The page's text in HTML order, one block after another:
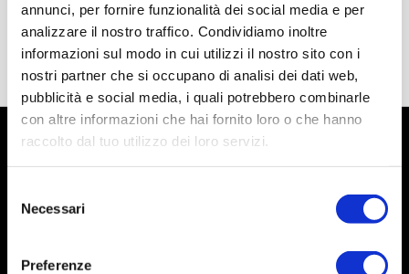
annunci, per fornire funzionalità dei social media e per
analizzare il nostro traffico. Condividiamo inoltre
informazioni sul modo in cui utilizzi il nostro sito con i
nostri partner che si occupano di analisi dei dati web,
pubblicità e social media, i quali potrebbero combinarle
con altre informazioni che hai fornito loro o che hanno
raccolto dal tuo utilizzo dei loro servizi.
delNecessari
Preferenze